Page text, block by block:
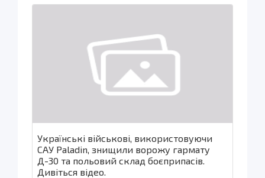
Українські військові, використовуючи
САУ Paladin, знищили ворожу гармату
Д-30 та польовий склад боєприпасів.
Дивіться відео.